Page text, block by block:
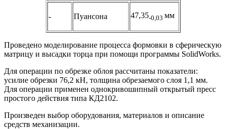
- Пуансона 47,35-0,03 мм
Проведено моделирование процесса формовки в сферическую
матрицу и высадки торца при помощи программы SolidWorks.
Для операции по обрезке облоя рассчитаны показатели:
усилие обрезки 76,2 кН, толщина обрезаемого слоя 1,1 мм.
Для операции применен однокривошипный открытый пресс
простого действия типа КД2102.
Произведен выбор оборудования, материалов и описание
средств механизации.